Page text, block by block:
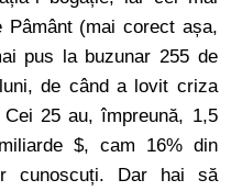
Pâmânt (mai corect așa,
pus la buzunar 255 de
de când a lovit criza
25 au, împreună, 1,5
$, cam 16% din
cunoscuți. Dar hai să